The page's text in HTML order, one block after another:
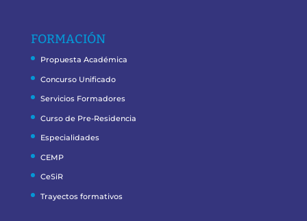
FORMACIÓN
Propuesta Académica
Concurso Unificado
Servicios Formadores
Curso de Pre-Residencia
Especialidades
CEMP
CeSiR
Trayectos formativos